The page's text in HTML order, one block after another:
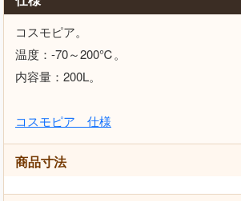
コスモピア。
温度：-70～200℃。
内容量：200L。
コスモピア 仕様
商品寸法